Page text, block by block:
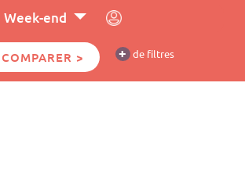
Week-end
COMPARER > + de filtres